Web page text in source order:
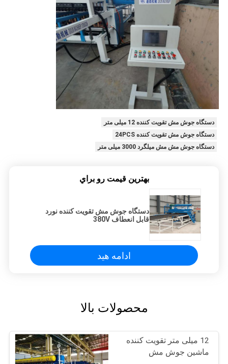
دستگاه جوش مش تقویت کننده 12 میلی متر
دستگاه جوش مش تقویت کننده 24PCS
دستگاه جوش مش مش میلگرد 3000 میلی متر
بهترين قيمت رو براي
دستگاه جوش مش تقویت کننده نورد
قابل انعطاف 380V
ادامه هید
محصولات بالا
12 میلی متر تقویت کننده
ماشین جوش مش